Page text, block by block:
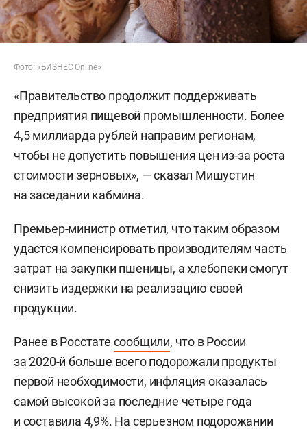
Фото: «БИЗНЕС Online»
«Правительство продолжит поддерживать
предприятия пищевой промышленности. Более
4,5 миллиарда рублей направим регионам,
чтобы не допустить повышения цен из-за роста
стоимости зерновых», — сказал Мишустин
на заседании кабмина.
Премьер-министр отметил, что таким образом
удастся компенсировать производителям часть
затрат на закупки пшеницы, а хлебопеки смогут
снизить издержки на реализацию своей
продукции.
Ранее в Росстате сообщили, что в России
за 2020-й больше всего подорожали продукты
первой необходимости, инфляция оказалась
самой высокой за последние четыре года
и составила 4,9%. На серьезном подорожании